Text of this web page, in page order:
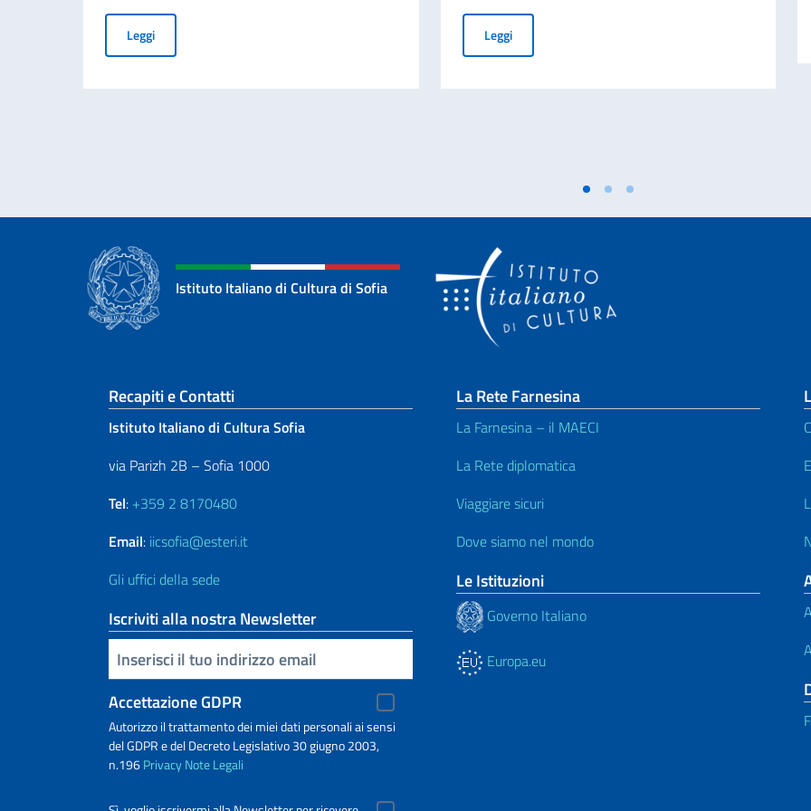
LeggiAVVISO di manifestazione di interesse per servizio docenza presso i corsi di lingua – autunno 2026
LeggiBorse di studio ICoN per il Corso di laurea in Lingua e
Istituto Italiano di Cultura di Sofia
Sezione footer
Recapiti e Contatti
Istituto Italiano di Cultura Sofia
via Parizh 2B – Sofia 1000
Tel: +359 2 8170480
Email: iicsofia@esteri.it
Gli uffici della sede
Iscriviti alla nostra Newsletter
Inserisci la tua email
Accettazione GDPR
Autorizzo il trattamento dei miei dati personali ai sensi
del GDPR e del Decreto Legislativo 30 giugno 2003,
n.196PrivacyNote Legali
La Rete Farnesina
La Farnesina – il MAECI
La Rete diplomatica
Viaggiare sicuri
Dove siamo nel mondo
Le Istituzioni
Governo Italiano
Europa.eu